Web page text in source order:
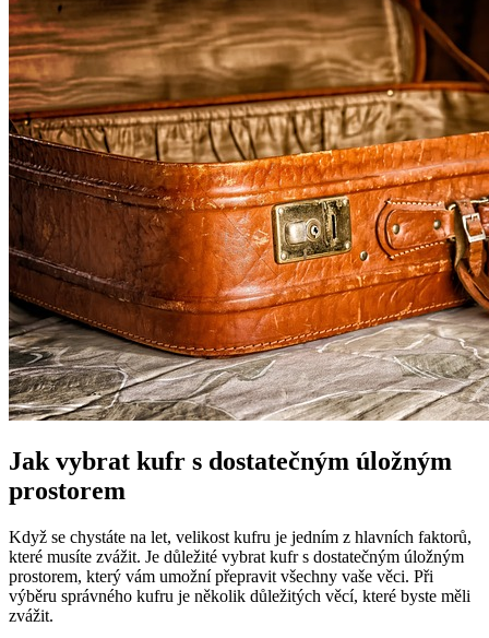
Jak vybrat kufr s dostatečným úložným
prostorem
Když se chystáte na let, velikost kufru je jedním z hlavních faktorů,
které musíte zvážit. Je důležité vybrat kufr s dostatečným úložným
prostorem, který vám umožní přepravit všechny vaše věci. Při
výběru správného kufru je několik důležitých věcí, které byste měli
zvážit.